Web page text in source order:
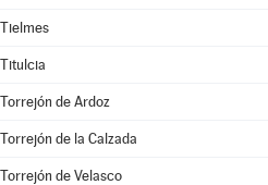
Tielmes
Titulcia
Torrejón de Ardoz
Torrejón de la Calzada
Torrejón de Velasco